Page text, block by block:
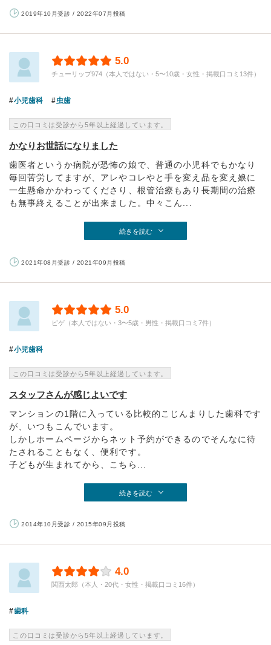
2019年10月受診 / 2022年07月投稿
5.0
チューリップ974（本人ではない・5〜10歳・女性・掲載口コミ13件）
小児歯科 虫歯
この口コミは受診から5年以上経過しています。
かなりお世話になりました
歯医者というか病院が恐怖の娘で、普通の小児科でもかなり
毎回苦労してますが、アレやコレやと手を変え品を変え娘に
一生懸命かかわってくださり、根管治療もあり長期間の治療
も無事終えることが出来ました。中々こん...
続きを読む
2021年08月受診 / 2021年09月投稿
5.0
ピゲ（本人ではない・3〜5歳・男性・掲載口コミ7件）
小児歯科
この口コミは受診から5年以上経過しています。
スタッフさんが感じよいです
マンションの1階に入っている比較的こじんまりした歯科です
が、いつもこんでいます。
しかしホームページからネット予約ができるのでそんなに待
たされることもなく、便利です。
子どもが生まれてから、こちら...
続きを読む
2014年10月受診 / 2015年09月投稿
4.0
関西太郎（本人・20代・女性・掲載口コミ16件）
歯科
この口コミは受診から5年以上経過しています。